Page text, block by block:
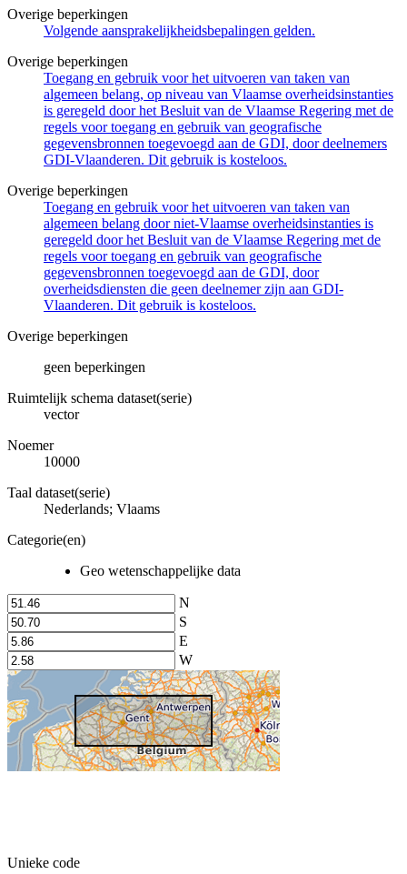
Overige beperkingen
Volgende aansprakelijkheidsbepalingen gelden.
Overige beperkingen
Toegang en gebruik voor het uitvoeren van taken van
algemeen belang, op niveau van Vlaamse overheidsinstanties
is geregeld door het Besluit van de Vlaamse Regering met de
regels voor toegang en gebruik van geografische
gegevensbronnen toegevoegd aan de GDI, door deelnemers
GDI-Vlaanderen. Dit gebruik is kosteloos.
Overige beperkingen
Toegang en gebruik voor het uitvoeren van taken van
algemeen belang door niet-Vlaamse overheidsinstanties is
geregeld door het Besluit van de Vlaamse Regering met de
regels voor toegang en gebruik van geografische
gegevensbronnen toegevoegd aan de GDI, door
overheidsdiensten die geen deelnemer zijn aan GDI-
Vlaanderen. Dit gebruik is kosteloos.
Overige beperkingen
geen beperkingen
Ruimtelijk schema dataset(serie)
vector
Noemer
10000
Taal dataset(serie)
Nederlands; Vlaams
Categorie(en)
Geo wetenschappelijke data
N
S
E
W
Unieke code